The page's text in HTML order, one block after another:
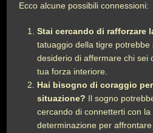
Ecco alcune possibili connessioni:
Stai cercando di rafforzare
tatuaggio della tigre potrebbe
desiderio di affermare chi sei
tua forza interiore.
Hai bisogno di coraggio
situazione? Il sogno
cercando di connetterti con la
determinazione per affrontare